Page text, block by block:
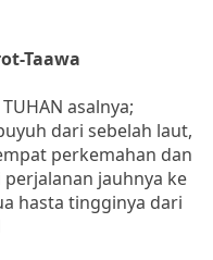
Taawa
asalnya;
dari sebelah laut,
perkemahan dan
jauhnya ke
hasta tingginya dari